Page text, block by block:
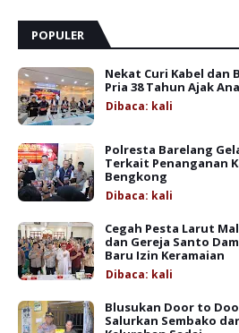
POPULER
Nekat Curi Kabel dan
Pria 38 Tahun Ajak
Dibaca: kali
Polresta Barelang
Terkait Penanganan
Bengkong
Dibaca: kali
Cegah Pesta Larut
dan Gereja Santo
Baru Izin Keramaian
Dibaca: kali
Blusukan Door to
Salurkan Sembako